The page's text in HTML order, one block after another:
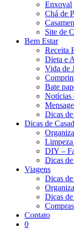
Enxoval
Chá de
Site de
Bem Estar
Receita
Dieta e
Vida de
Bate
Notícias
Dicas de
Dicas de
DIY –
Dicas
Viagens
Dicas de
Dicas
Contato
0